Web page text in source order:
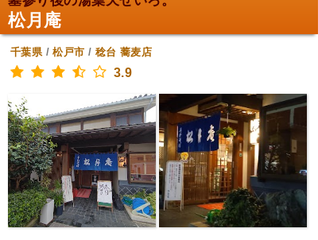
松月庵
千葉県/松戸市 / 稔台 蕎麦店
3.9